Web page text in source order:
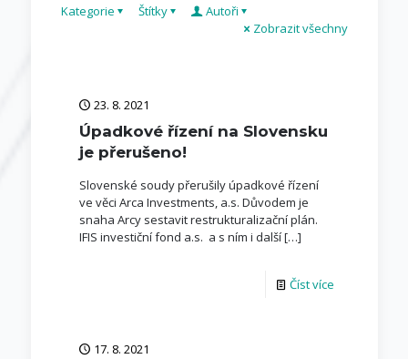
Kategorie Štítky
Autoři
Zobrazit všechny
23. 8. 2021
Úpadkové řízení na Slovensku
je přerušeno!
Slovenské soudy přerušily úpadkové řízení
ve věci Arca Investments, a.s. Důvodem je
snaha Arcy sestavit restrukturalizační plán.
IFIS investiční fond a.s. a s ním i další[…]
Číst více
17. 8. 2021